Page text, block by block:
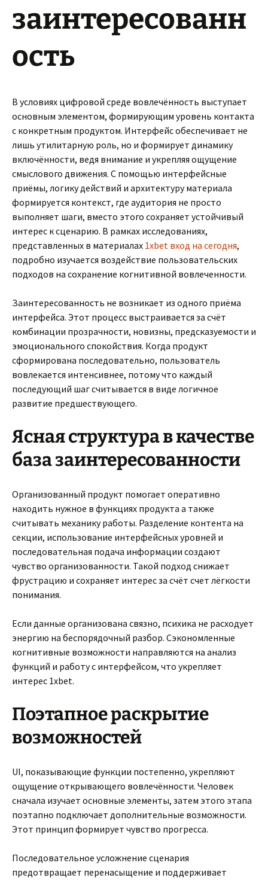
заинтересованн
ость
В условиях цифровой среде вовлечённость выступает
основным элементом, формирующим уровень контакта
с конкретным продуктом. Интерфейс обеспечивает не
лишь утилитарную роль, но и формирует динамику
включённости, ведя внимание и укрепляя ощущение
смыслового движения. С помощью интерфейсные
приёмы, логику действий и архитектуру материала
формируется контекст, где аудитория не просто
выполняет шаги, вместо этого сохраняет устойчивый
интерес к сценарию. В рамках исследованиях,
представленных в материалах 1xbet вход на сегодня,
подробно изучается воздействие пользовательских
подходов на сохранение когнитивной вовлеченности.
Заинтересованность не возникает из одного приёма
интерфейса. Этот процесс выстраивается за счёт
комбинации прозрачности, новизны, предсказуемости и
эмоционального спокойствия. Когда продукт
сформирована последовательно, пользователь
вовлекается интенсивнее, потому что каждый
последующий шаг считывается в виде логичное
развитие предшествующего.
Ясная структура в качестве
база заинтересованности
Организованный продукт помогает оперативно
находить нужное в функциях продукта а также
считывать механику работы. Разделение контента на
секции, использование интерфейсных уровней и
последовательная подача информации создают
чувство организованности. Такой подход снижает
фрустрацию и сохраняет интерес за счёт счет лёгкости
понимания.
Если данные организована связно, психика не расходует
энергию на беспорядочный разбор. Сэкономленные
когнитивные возможности направляются на анализ
функций и работу с интерфейсом, что укрепляет
интерес 1xbet.
Поэтапное раскрытие
возможностей
UI, показывающие функции постепенно, укрепляют
ощущение открывающего вовлечённости. Человек
сначала изучает основные элементы, затем этого этапа
поэтапно подключает дополнительные возможности.
Этот принцип формирует чувство прогресса.
Последовательное усложнение сценария
предотвращает перенасыщение и поддерживает